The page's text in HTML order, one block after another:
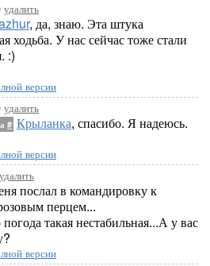
удалить
, да, знаю. Эта штука
ходьба. У нас сейчас тоже стали
:)
версии
удалить
# Крыланка, спасибо. Я надеюсь.
версии
удалить
послал в командировку к
перцем...
такая нестабильная...А у вас
версии